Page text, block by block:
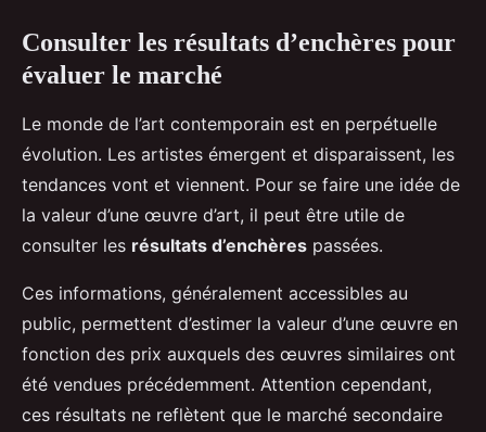
Consulter les résultats d’enchères pour
évaluer le marché
Le monde de l’art contemporain est en perpétuelle
évolution. Les artistes émergent et disparaissent, les
tendances vont et viennent. Pour se faire une idée de
la valeur d’une œuvre d’art, il peut être utile de
consulter les résultats d’enchères passées.
Ces informations, généralement accessibles au
public, permettent d’estimer la valeur d’une œuvre en
fonction des prix auxquels des œuvres similaires ont
été vendues précédemment. Attention cependant,
ces résultats ne reflètent que le marché secondaire